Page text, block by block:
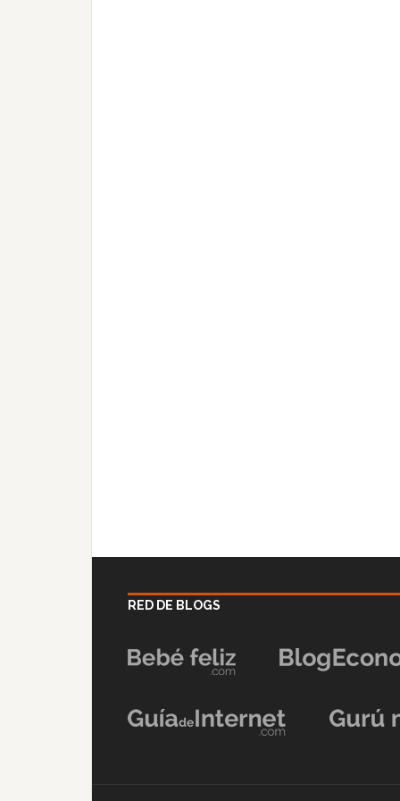
RED DE BLOGS